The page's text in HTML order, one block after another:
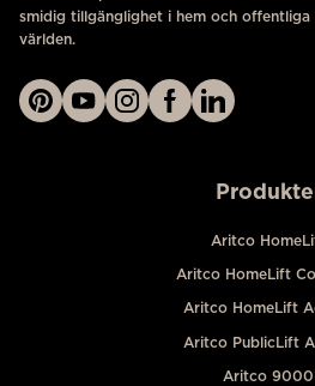
smidig tillgänglighet i hem och offentliga
världen.
Aritco
Aritco HomeLift
Aritco HomeLift
Aritco PublicLift
Aritco 9000